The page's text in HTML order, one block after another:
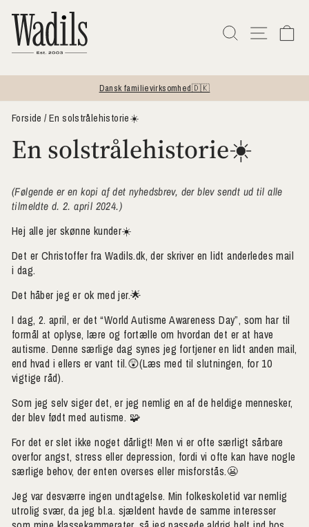
indhold
SØG
Sæt
pause
Dansk familievirksomhed🇩🇰
Forside /En solstrålehistorie☀️
En solstrålehistorie☀️
(Følgende er en kopi af det nyhedsbrev, der blev sendt ud til alle
tilmeldte d. 2. april 2024.)
Hej alle jer skønne kunder☀️
Det er Christoffer fra Wadils.dk, der skriver en lidt anderledes mail
i dag.
Det håber jeg er ok med jer.🌟
I dag, 2. april, er det “World Autisme Awareness Day”, som har til
formål at oplyse, lære og fortælle om hvordan det er at have
autisme. Denne særlige dag synes jeg fortjener en lidt anden mail,
end hvad i ellers er vant til.😲(Læs med til slutningen, for 10
vigtige råd).
Som jeg selv siger det, er jeg nemlig en af de heldige mennesker,
der blev født med autisme. 🧩
For det er slet ikke noget dårligt! Men vi er ofte særligt sårbare
overfor angst, stress eller depression, fordi vi ofte kan have nogle
særlige behov, der enten overses eller misforstås.😬
Jeg var desværre ingen undtagelse. Min folkeskoletid var nemlig
utrolig svær, da jeg bl.a. sjældent havde de samme interesser